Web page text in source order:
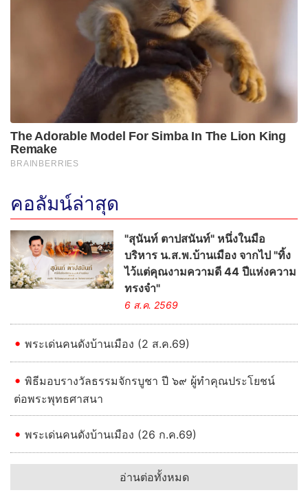
คอลัมน์ล่าสุด
"สุนันท์ ตาปสนันท์" หนึ่งในมือ
บริหาร น.ส.พ.บ้านเมือง จากไป "ทิ้ง
ไว้แต่คุณงามความดี 44 ปีแห่งความ
ทรงจำ"
6 ส.ค. 2569
พระเด่นคนดังบ้านเมือง (2 ส.ค.69)
พิธีมอบรางวัลธรรมจักรบูชา ปี ๖๙ ผู้ทำคุณประโยชน์
ต่อพระพุทธศาสนา
พระเด่นคนดังบ้านเมือง (26 ก.ค.69)
อ่านต่อทั้งหมด